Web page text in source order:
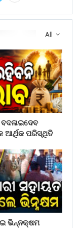
All
ଆର୍ଥିକ ପରିସ୍ଥିତି
ଭିନ୍ନକ୍ଷମ